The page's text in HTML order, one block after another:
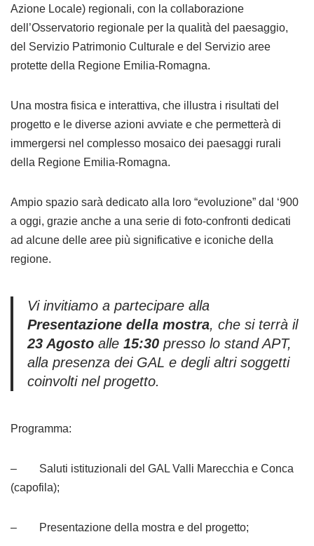
Azione Locale) regionali, con la collaborazione
dell’Osservatorio regionale per la qualità del paesaggio,
del Servizio Patrimonio Culturale e del Servizio aree
protette della Regione Emilia-Romagna.
Una mostra fisica e interattiva, che illustra i risultati del
progetto e le diverse azioni avviate e che permetterà di
immergersi nel complesso mosaico dei paesaggi rurali
della Regione Emilia-Romagna.
Ampio spazio sarà dedicato alla loro “evoluzione” dal ‘900
a oggi, grazie anche a una serie di foto-confronti dedicati
ad alcune delle aree più significative e iconiche della
regione.
Vi invitiamo a partecipare alla
Presentazione della mostra, che si terrà il
23 Agosto alle 15:30 presso lo stand APT,
alla presenza dei GAL e degli altri soggetti
coinvolti nel progetto.
Programma:
– Saluti istituzionali del GAL Valli Marecchia e Conca
(capofila);
– Presentazione della mostra e del progetto;